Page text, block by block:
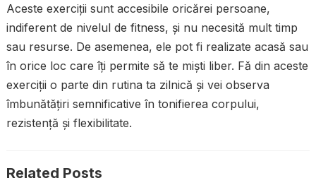
Aceste exerciții sunt accesibile oricărei persoane,
indiferent de nivelul de fitness, și nu necesită mult timp
sau resurse. De asemenea, ele pot fi realizate acasă sau
în orice loc care îți permite să te miști liber. Fă din aceste
exerciții o parte din rutina ta zilnică și vei observa
îmbunătățiri semnificative în tonifierea corpului,
rezistență și flexibilitate.
Related Posts